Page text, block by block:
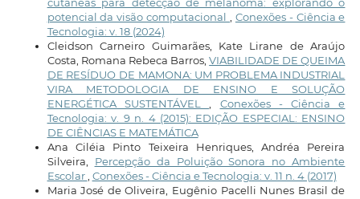
potencial da visão computacional
Conexões - Ciência e
Tecnologia: v. 18 (2024)
Cleidson Carneiro Guimarães, Kate Lirane de Araújo
Costa, Romana Rebeca Barros,VIABILIDADE DE QUEIMA
DE RESÍDUO DE MAMONA: UM PROBLEMA INDUSTRIAL
VIRA METODOLOGIA DE ENSINO E SOLUÇÃO
ENERGÉTICA SUSTENTÁVEL
Conexões - Ciência e
Tecnologia: v. 9 n. 4 (2015): EDIÇÃO ESPECIAL: ENSINO
DE CIÊNCIAS E MATEMÁTICA
Ana Ciléia Pinto Teixeira Henriques, Andréa Pereira
Silveira, Percepção da Poluição Sonora no Ambiente
Escolar Conexões - Ciência e Tecnologia: v. 11 n. 4 (2017)
Maria José de Oliveira, Eugênio Pacelli Nunes Brasil de